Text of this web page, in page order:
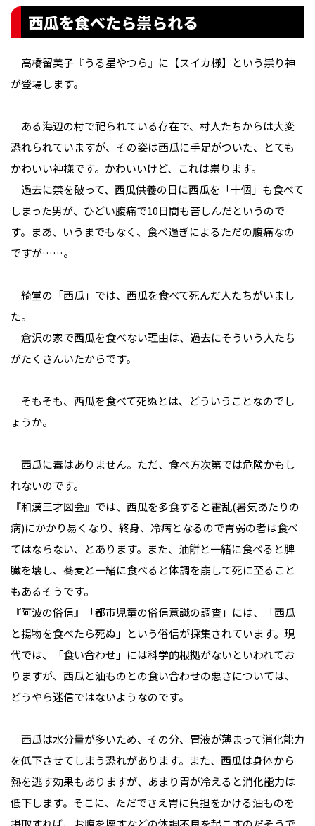
西瓜を食べたら祟られる
高橋留美子『うる星やつら』に【スイカ様】という祟り神
が登場します。
ある海辺の村で祀られている存在で、村人たちからは大変
恐れられていますが、その姿は西瓜に手足がついた、とても
かわいい神様です。かわいいけど、これは祟ります。
過去に禁を破って、西瓜供養の日に西瓜を「十個」も食べて
しまった男が、ひどい腹痛で10日間も苦しんだというので
す。まあ、いうまでもなく、食べ過ぎによるただの腹痛なの
ですが……。
綺堂の「西瓜」では、西瓜を食べて死んだ人たちがいまし
た。
倉沢の家で西瓜を食べない理由は、過去にそういう人たち
がたくさんいたからです。
そもそも、西瓜を食べて死ぬとは、どういうことなのでし
ょうか。
西瓜に毒はありません。ただ、食べ方次第では危険かもし
れないのです。
『和漢三才図会』では、西瓜を多食すると霍乱(暑気あたりの
病)にかかり易くなり、終身、冷病となるので胃弱の者は食べ
てはならない、とあります。また、油餅と一緒に食べると脾
臓を壊し、蕎麦と一緒に食べると体調を崩して死に至ること
もあるそうです。
『阿波の俗信』「都市児童の俗信意識の調査」には、「西瓜
と揚物を食べたら死ぬ」という俗信が採集されています。現
代では、「食い合わせ」には科学的根拠がないといわれてお
りますが、西瓜と油ものとの食い合わせの悪さについては、
どうやら迷信ではないようなのです。
西瓜は水分量が多いため、その分、胃液が薄まって消化能力
を低下させてしまう恐れがあります。また、西瓜は身体から
熱を逃す効果もありますが、あまり胃が冷えると消化能力は
低下します。そこに、ただでさえ胃に負担をかける油ものを